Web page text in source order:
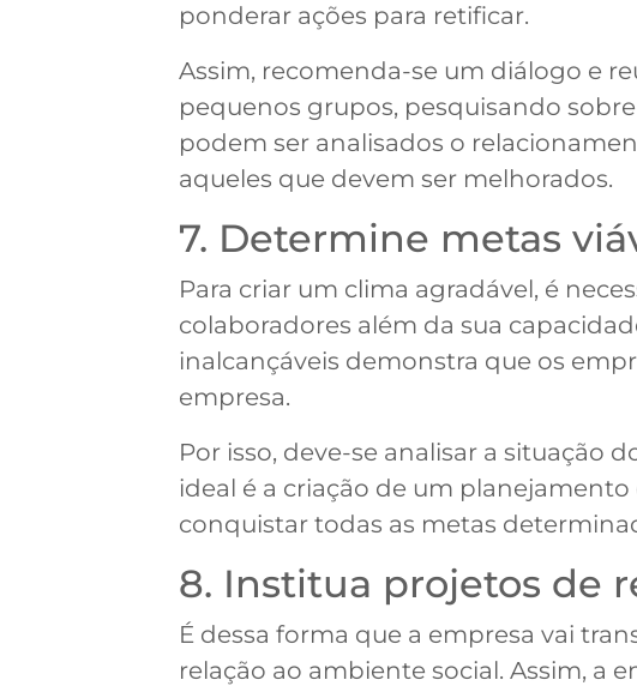
ponderar ações para retificar.
Assim, recomenda-se um diálogo e
pequenos grupos, pesquisando
podem ser analisados o
aqueles que devem ser melhorados.
7. Determine metas
Para criar um clima agradável, é
colaboradores além da sua
inalcançáveis demonstra que os
empresa.
Por isso, deve-se analisar a situação
ideal é a criação de um
conquistar todas as metas
8. Institua projetos de
É dessa forma que a empresa vai
relação ao ambiente social. Assim, a